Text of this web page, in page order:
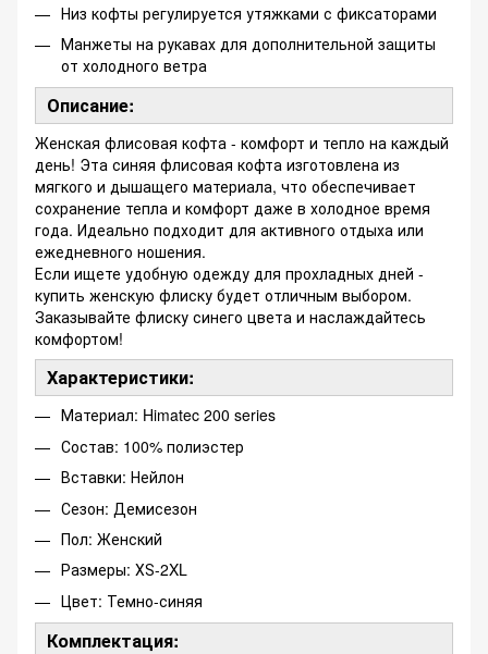
Низ кофты регулируется утяжками с фиксаторами
Манжеты на рукавах для дополнительной защиты
от холодного ветра
Описание:
Женская флисовая кофта - комфорт и тепло на каждый
день! Эта синяя флисовая кофта изготовлена из
мягкого и дышащего материала, что обеспечивает
сохранение тепла и комфорт даже в холодное время
года. Идеально подходит для активного отдыха или
ежедневного ношения.
Если ищете удобную одежду для прохладных дней -
купить женскую флиску будет отличным выбором.
Заказывайте флиску синего цвета и наслаждайтесь
комфортом!
Характеристики:
Материал: Himatec 200 series
Состав: 100% полиэстер
Вставки: Нейлон
Сезон: Демисезон
Пол: Женский
Размеры: ХЅ-2XL
Цвет: Темно-синяя
Комплектация: